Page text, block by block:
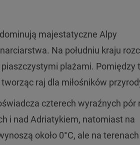
majestatyczne Alpy
Na południu kraju
plażami. Pomiędzy
raj dla miłośników
czterech wyraźnych pór
i nad Adriatykiem, natomiast na
około 0°C, ale na terenach